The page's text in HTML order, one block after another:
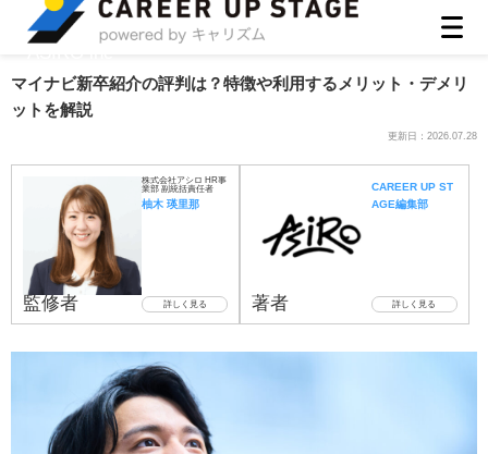
マイナビ新卒紹介の評判は？特徴や利用するメリット・デメリ
ットを解説
更新日：2026.07.28
監修者
株式会社アシロ HR事
業部 副統括責任者
柚木 瑛里那
詳しく見る 著者
CAREER UP ST
AGE編集部
詳しく見る